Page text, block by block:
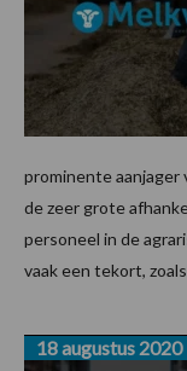
prominente aanjager
de zeer grote
personeel in de
vaak een tekort, zoals
18 augustus 2020